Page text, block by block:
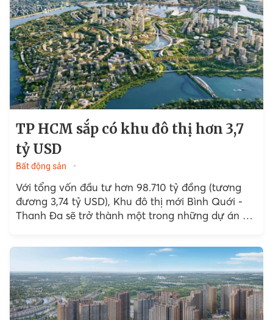
TP HCM sắp có khu đô thị hơn 3,7
tỷ USD
Bất động sản
Với tổng vốn đầu tư hơn 98.710 tỷ đồng (tương
đương 3,74 tỷ USD), Khu đô thị mới Bình Quới -
Thanh Đa sẽ trở thành một trong những dự án đô